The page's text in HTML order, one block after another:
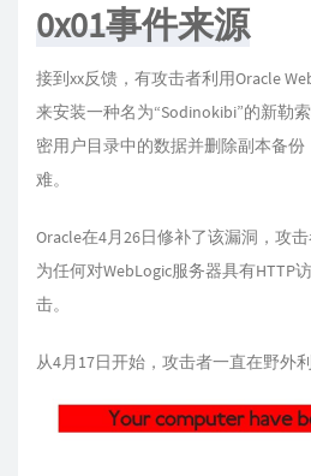
0x01事件来源
接到xx反馈，有攻击者利用Oracle
来安装一种名为“Sodinokibi”的新勒
密用户目录中的数据并删除副本备
难。
Oracle在4月26日修补了该漏洞，攻
为任何对WebLogic服务器具有HTTP
击。
从4月17日开始，攻击者一直在野外